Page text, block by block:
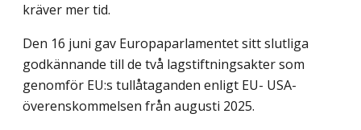
kräver mer tid.
Den 16 juni gav Europaparlamentet sitt slutliga
godkännande till de två lagstiftningsakter som
genomför EU:s tullåtaganden enligt EU- USA-
överenskommelsen från augusti 2025.